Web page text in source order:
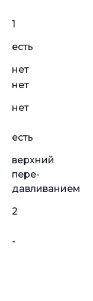
1
есть
нет
нет
нет
есть
верхний
пере-
давливанием
2
-